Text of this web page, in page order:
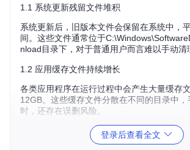
1.1 系统更新残留文件堆积
系统更新后，旧版本文件会保留在系统中，
间。这些文件通常位于
nload目录下，对于普通用户而言难以手动清
1.2 应用缓存文件持续增长
各类应用程序在运行过程中会产生大量缓存
12GB。这些缓存文件分散在不同的目录中
时，还存在误删风险。
1.3 临时下载文件占用空间登录后查看全文